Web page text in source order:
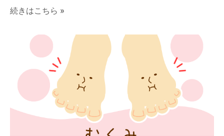
続きはこちら »